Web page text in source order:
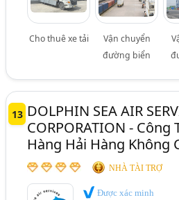
Cho thuê xe tải
Vận chuyển
đường biển
13 DOLPHIN SEA AIR
CORPORATION - Công
Hàng Hải Hàng Không
NHÀ TÀI TRỢ
Được xác minh